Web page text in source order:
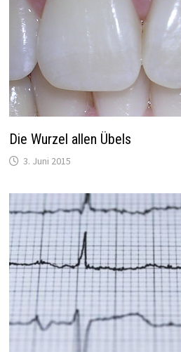
Die Wurzel allen Übels
3. Juni 2015